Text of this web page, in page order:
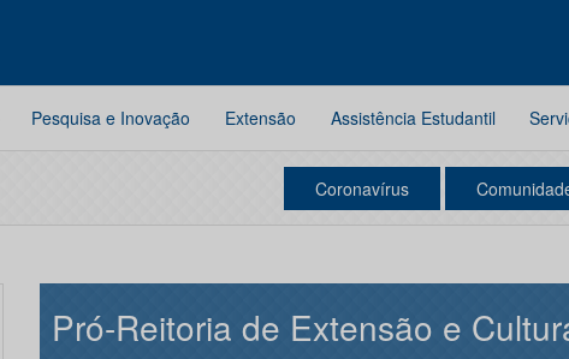
Pesquisa e Inovação Extensão Assistência Estudantil
Coronavírus
Pró-Reitoria de Extensão e